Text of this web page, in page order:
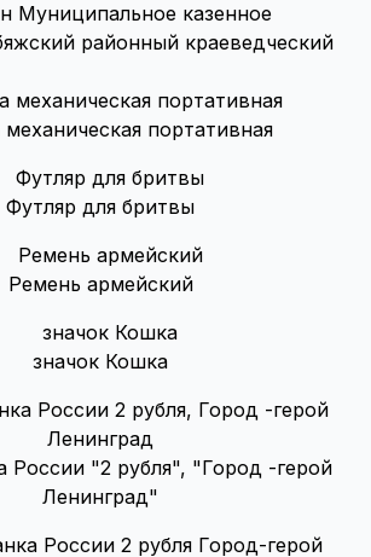
Муниципальное казенное
районный краеведческий
портативная
Футляр для бритвы
Ремень армейский
значок Кошка
России "2 рубля", "Город -герой
Ленинград"